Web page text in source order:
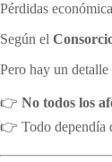
Pérdidas
Según el
Pero hay un
👉 No todos los
👉 Todo dependía